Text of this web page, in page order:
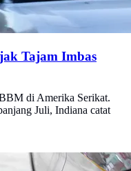
Tajam Imbas
di Amerika Serikat.
Juli, Indiana catat